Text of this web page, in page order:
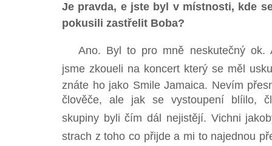
Je pravda, e jste byl v místnosti, kde
pokusili zastřelit Boba?
Ano. Byl to pro mně neskutečný ok.
jsme zkoueli na koncert který se měl
znáte ho jako Smile Jamaica. Nevím
člověče, ale jak se vystoupení blíilo,
skupiny byli čím dál nejistějí. Vichni
strach z toho co přijde a mi to najednou